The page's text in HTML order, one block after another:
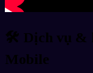
🛠 Dịch vụ &
Mobile